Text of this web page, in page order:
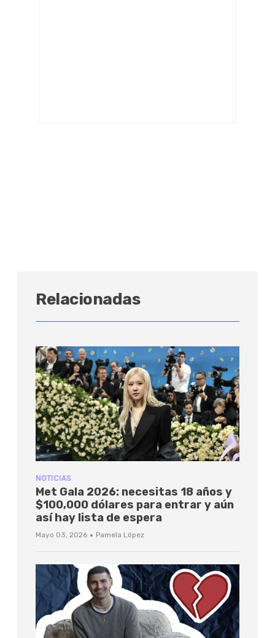
Relacionadas
NOTICIAS
Met Gala 2026: necesitas 18 años y
$100,000 dólares para entrar y aún
así hay lista de espera
Mayo 03, 2026 · Pamela López